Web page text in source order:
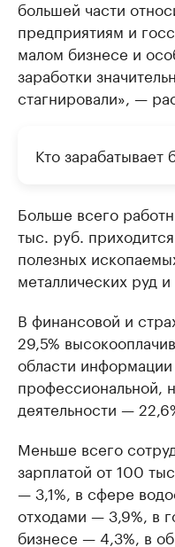
большей части
предприятиям и
малом бизнесе и
заработки
стагнировали», —
Кто зарабатывает
Больше всего
тыс. руб.
полезных
металлических руд
В финансовой и
29,5%
области
профессиональной,
деятельности —
Меньше всего
зарплатой от 100
— 3,1%, в сфере
отходами — 3,9%, в
бизнесе — 4,3%, в